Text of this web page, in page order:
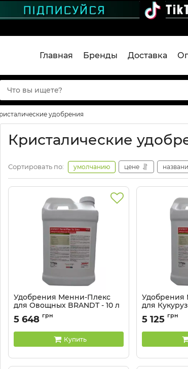
Главная Бренды Доставка
удобрения
Кристалические
Сортировать по: умолчанию цене
Удобрения Менни-Плекс
для Овощных BRANDT - 10 л
Артикул: 3203088
5 648 грн
Купить
Удобрения
для
Артикул:
5 125 грн